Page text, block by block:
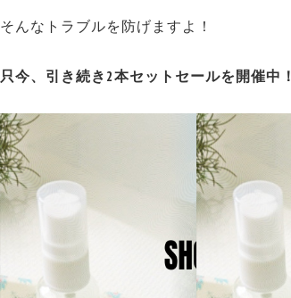
そんなトラブルを防げますよ！
只今、引き続き2本セットセールを開催中！